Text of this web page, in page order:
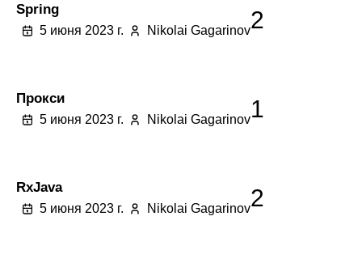
Spring
5 июня 2023 г. Nikolai Gagarinov2
Прокси
5 июня 2023 г. Nikolai Gagarinov1
RxJava
5 июня 2023 г. Nikolai Gagarinov2